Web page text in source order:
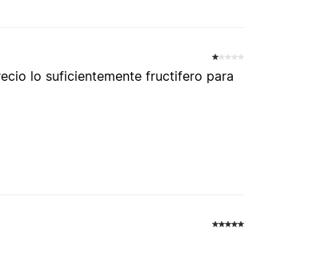
lo suficientemente fructifero para